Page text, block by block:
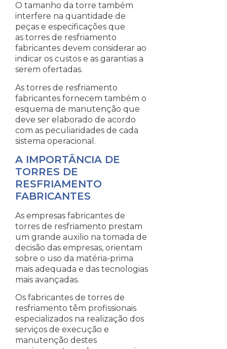
O tamanho da torre também
interfere na quantidade de
peças e especificações que
as torres de resfriamento
fabricantes devem considerar ao
indicar os custos e as garantias a
serem ofertadas.
As torres de resfriamento
fabricantes fornecem também o
esquema de manutenção que
deve ser elaborado de acordo
com as peculiaridades de cada
sistema operacional.
A IMPORTÂNCIA DE
TORRES DE
RESFRIAMENTO
FABRICANTES
As empresas fabricantes de
torres de resfriamento prestam
um grande auxilio na tomada de
decisão das empresas, orientam
sobre o uso da matéria-prima
mais adequada e das tecnologias
mais avançadas.
Os fabricantes de torres de
resfriamento têm profissionais
especializados na realização dos
serviços de execução e
manutenção destes